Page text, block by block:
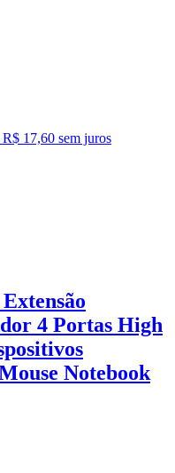
R$ 17,60 sem juros
4 Portas High
Notebook